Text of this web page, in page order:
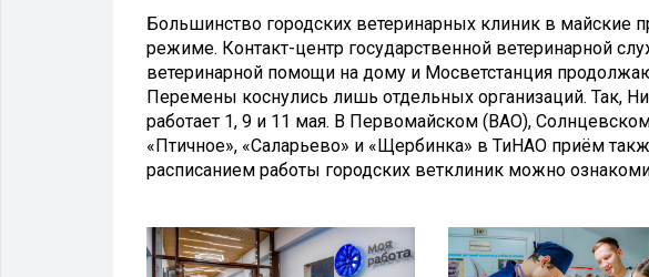
Большинство городских ветеринарных клиник в майские
режиме. Контакт-центр государственной ветеринарной
ветеринарной помощи на дому и Мосветстанция
Перемены коснулись лишь отдельных организаций. Так,
работает 1, 9 и 11 мая. В Первомайском (ВАО),
«Птичное», «Саларьево» и «Щербинка» в ТиНАО приём
расписанием работы городских ветклиник можно